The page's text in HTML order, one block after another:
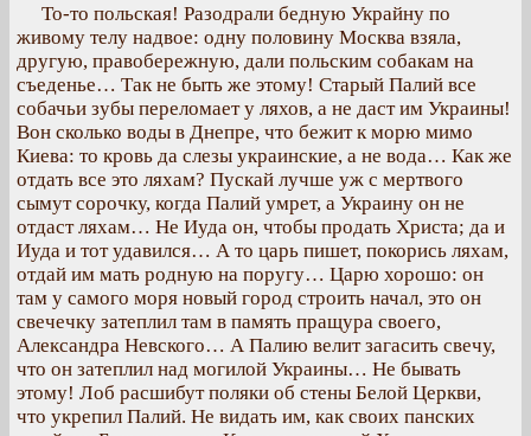
То-то польская! Разодрали бедную Украйну по
живому телу надвое: одну половину Москва взяла,
другую, правобережную, дали польским собакам на
съеденье… Так не быть же этому! Старый Палий все
собачьи зубы переломает у ляхов, а не даст им Украины!
Вон сколько воды в Днепре, что бежит к морю мимо
Киева: то кровь да слезы украинские, а не вода… Как же
отдать все это ляхам? Пускай лучше уж с мертвого
сымут сорочку, когда Палий умрет, а Украину он не
отдаст ляхам… Не Иуда он, чтобы продать Христа; да и
Иуда и тот удавился… А то царь пишет, покорись ляхам,
отдай им мать родную на поругу… Царю хорошо: он
там у самого моря новый город строить начал, это он
свечечку затеплил там в память пращура своего,
Александра Невского… А Палию велит загасить свечу,
что он затеплил над могилой Украины… Не бывать
этому! Лоб расшибут поляки об стены Белой Церкви,
что укрепил Палий. Не видать им, как своих панских